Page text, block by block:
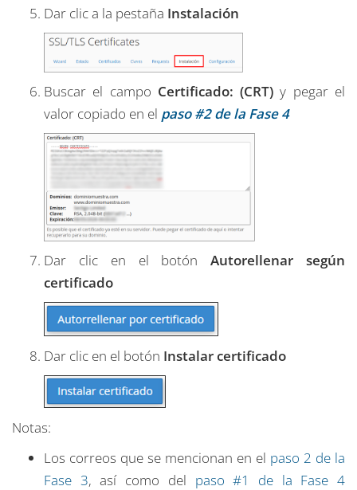
Dar clic a la pestaña Instalación
Buscar el campo Certificado: (CRT) y pegar el
valor copiado en el paso #2 de la Fase 4
Dar clic en el botónAutorellenar según
certificado
Dar clic en el botón Instalar certificado
Notas:
Los correos que se mencionan en el paso 2 de la
Fase 3, así como del paso #1 de la Fase 4